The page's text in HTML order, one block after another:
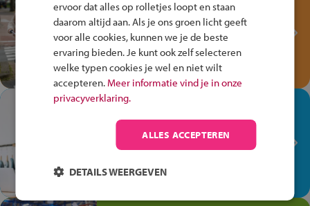
Fiets Veilig
Verkeersspel!
Speel het Fiets Veilig Verkeersspel
en win een Cortina-fiets!
In de winkel ben je op je
plek!
Ontdek via het vmbo jouw talent
anders is!
ervoor dat alles op rolletjes loopt en staan
daarom altijd aan. Als je ons groen licht geeft
voor alle cookies, kunnen we je de beste
ervaring bieden. Je kunt ook zelf selecteren
welke typen cookies je wel en niet wilt
accepteren. Meer informatie vind je in onze
privacyverklaring.
ALLES ACCEPTEREN
DETAILS WEERGEVEN